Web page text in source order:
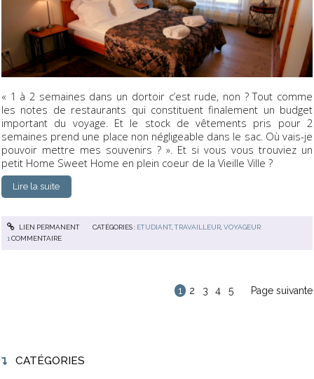
« 1 à 2 semaines dans un dortoir c’est rude, non ? Tout comme
les notes de restaurants qui constituent finalement un budget
important du voyage. Et le stock de vêtements pris pour 2
semaines prend une place non négligeable dans le sac. Où vais-je
pouvoir mettre mes souvenirs ? ». Et si vous vous trouviez un
petit Home Sweet Home en plein coeur de la Vieille Ville ?
Lire la suite
LIEN PERMANENT CATÉGORIES : ETUDIANT,TRAVAILLEUR, VOYAGEUR
1 COMMENTAIRE
1 2 3 4 5 Page suivante
CATÉGORIES